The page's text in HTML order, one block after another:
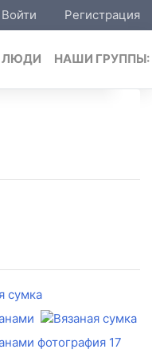
Войти Регистрация
ЛЮДИ НАШИ ГРУППЫ: